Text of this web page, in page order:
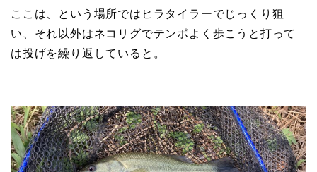
ここは、という場所ではヒラタイラーでじっくり狙
い、それ以外はネコリグでテンポよく歩こうと打って
は投げを繰り返していると。